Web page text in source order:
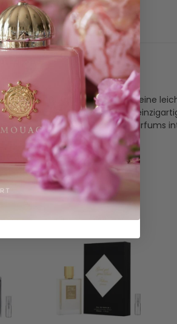
ist ein Duft, der sich durch seine
Sie ihn kaufen. Mit seiner
der sich für einzigartige Parfums